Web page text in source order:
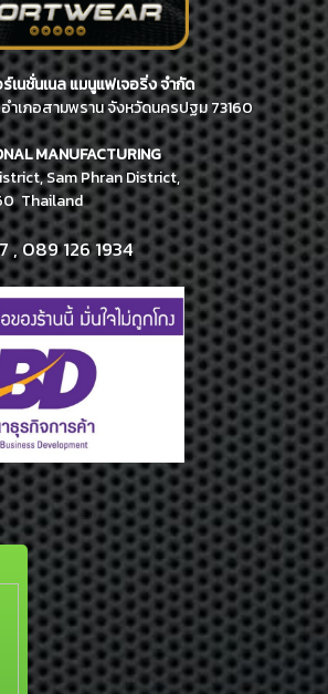
เนชั่นเนล แมนูแฟเจอริ่ง จำกัด
เภอสามพราน จังหวัดนครปฐม 73160
MANUFACTURING
Sam Phran District,
Thailand
, 089 126 1934